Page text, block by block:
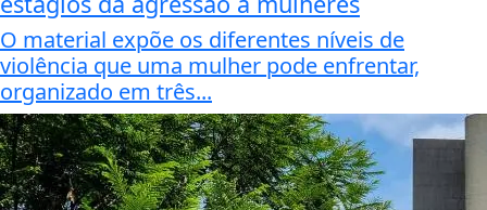
O material expõe os diferentes níveis de
violência que uma mulher pode enfrentar,
organizado em três...